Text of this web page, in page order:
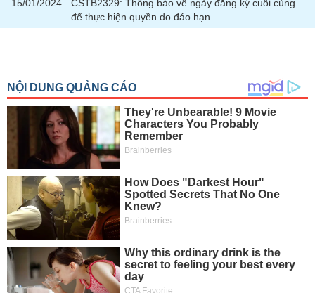
15/01/2024
CSTB2329: Thông báo về ngày đăng ký cuối cùng
để thực hiện quyền do đáo hạn